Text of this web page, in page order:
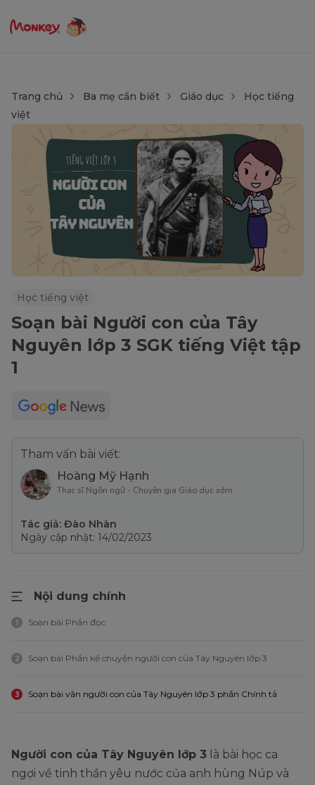
Trang chủ Ba mẹ cần biết Giáo dục
Học tiếng
việt
Học tiếng việt
Soạn bài Người con của Tây
Nguyên lớp 3 SGK tiếng Việt tập
1
Tham vấn bài viết:
Hoàng Mỹ Hạnh
Thạc sĩ Ngôn ngữ - Chuyên gia Giáo dục sớm
Tác giả: Đào Nhàn
Ngày cập nhật: 14/02/2023
Nội dung chính
1 Soạn bài Phần đọc
2 Soạn bài Phần kể chuyện người con của Tây Nguyên lớp 3
3 Soạn bài văn người con của Tây Nguyên lớp 3 phần Chính tả
Người con của Tây Nguyên lớp 3 là bài học ca
ngợi về tinh thần yêu nước của anh hùng Núp và